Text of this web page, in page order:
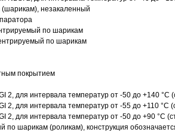
незакаленный
по шарикам
по шарикам
покрытием
2, для интервала температур от -50 до +140 °C
2, для интервала температур от -55 до +110 °C
2, для интервала температур от -50 до +90 °C
по шарикам (роликам), конструкция